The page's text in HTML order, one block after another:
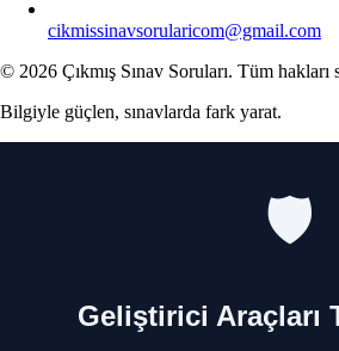
cikmissinavsorularicom@gmail.com
© 2026 Çıkmış Sınav Soruları. Tüm hakları
Bilgiyle güçlen, sınavlarda fark yarat.
🛡️
Geliştirici Araçları